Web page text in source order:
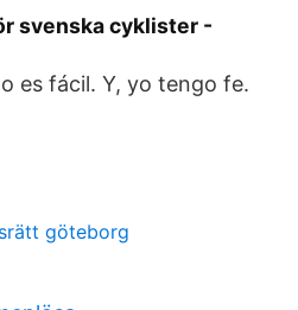
svenska cyklister -
es fácil. Y, yo tengo fe.
göteborg